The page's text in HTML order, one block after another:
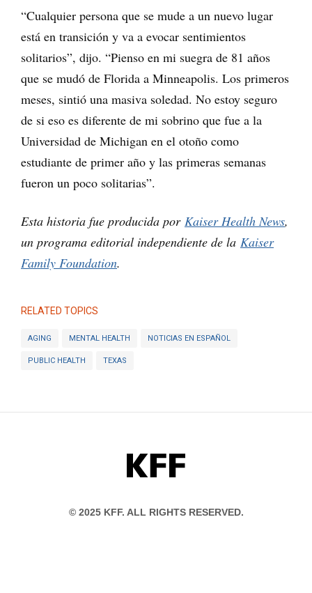
“Cualquier persona que se mude a un nuevo lugar
está en transición y va a evocar sentimientos
solitarios”, dijo. “Pienso en mi suegra de 81 años
que se mudó de Florida a Minneapolis. Los primeros
meses, sintió una masiva soledad. No estoy seguro
de si eso es diferente de mi sobrino que fue a la
Universidad de Michigan en el otoño como
estudiante de primer año y las primeras semanas
fueron un poco solitarias”.
Esta historia fue producida por Kaiser Health News,
un programa editorial independiente de la Kaiser
Family Foundation.
RELATED TOPICS
AGING MENTAL HEALTH NOTICIAS EN ESPAÑOL
PUBLIC HEALTH TEXAS
KFF
© 2025 KFF. ALL RIGHTS RESERVED.